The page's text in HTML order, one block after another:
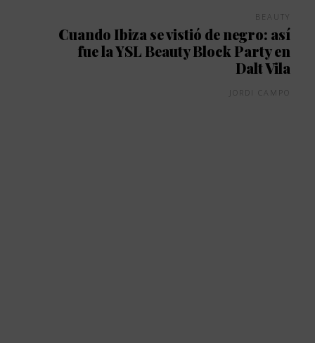
BEAUTY
Cuando Ibiza se vistió de negro: así
fue la YSL Beauty Block Party en
Dalt Vila
JORDI CAMPO